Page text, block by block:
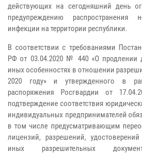
действующих на сегодняшний день
предупреждению распространения
инфекции на территории республики.
В соответствии с требованиями
РФ от 03.04.2020 № 440 «О продлении
иных особенностях в отношении
2020 году» и утвержденного в
распоряжения Росгвардии от
подтверждение соответствия
индивидуальных предпринимателей
в том числе предусматривающим
лицензий, разрешений,
иных разрешительных